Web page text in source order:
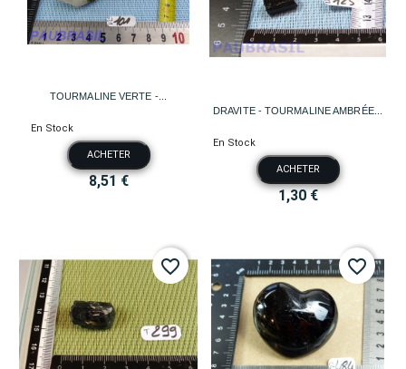
TOURMALINE VERTE -...
En Stock
ACHETER
8,51 €
DRAVITE - TOURMALINE AMBRÉE...
En Stock
ACHETER
1,30 €
favorite_border favorite_border